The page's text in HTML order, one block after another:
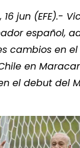
jun (EFE).-
español,
cambios en
en
el debut del